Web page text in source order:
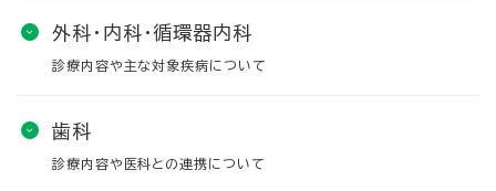
外科・内科・循環器内科
診療内容や主な対象疾病について
歯科
診療内容や医科との連携について